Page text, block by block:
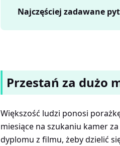
Najczęściej zadawane
Przestań za dużo
Większość ludzi ponosi
miesiące na szukaniu kamer
dyplomu z filmu, żeby dzielić